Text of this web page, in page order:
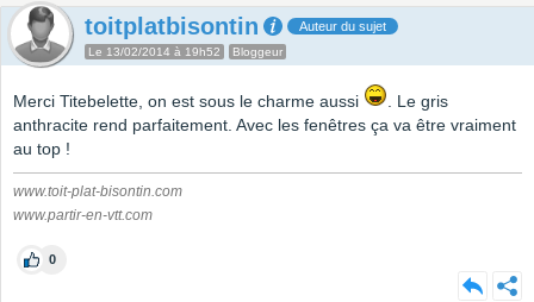
toitplatbisontin Auteur du sujet
Le 13/02/2014 à 19h52 Bloggeur
Merci Titebelette, on est sous le charme aussi
. Le gris
anthracite rend parfaitement. Avec les fenêtres ça va être vraiment
au top !
www.toit-plat-bisontin.com
www.partir-en-vtt.com
0